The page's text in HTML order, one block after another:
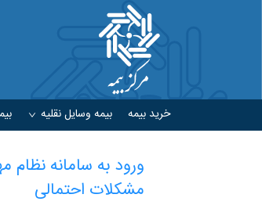
خرید بیمه بیمه وسایل نقلیه
ورود به سامانه
مشکلات احتمالی